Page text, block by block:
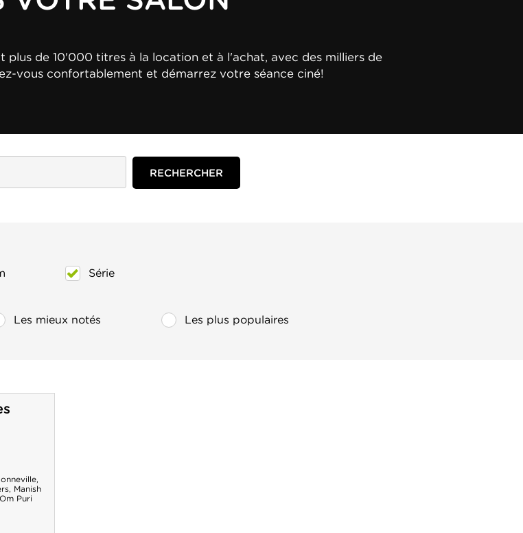
de 10'000 titres à la location et à l'achat, avec des milliers de
vous confortablement et démarrez votre séance ciné!
Série
Les mieux notés Les plus populaires
,
, Manish
Om Puri